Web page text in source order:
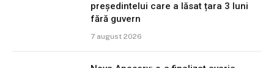
președintelui care a lăsat țara 3 luni
fără guvern
7 august 2026